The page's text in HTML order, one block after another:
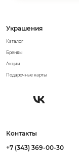
Украшения
Каталог
Бренды
Акции
Подарочные карты
Контакты
+7 (343) 369-00-30